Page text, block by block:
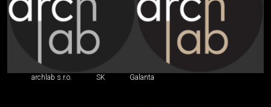
archlab s.r.o. SK Galanta